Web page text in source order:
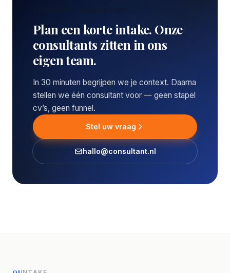
CONCREET VRAAGSTUK?
Plan een korte intake. Onze
consultants zitten in ons
eigen team.
In 30 minuten begrijpen we je context. Daarna
stellen we één consultant voor — geen stapel
cv’s, geen funnel.
Stel uw vraag
hallo@consultant.nl